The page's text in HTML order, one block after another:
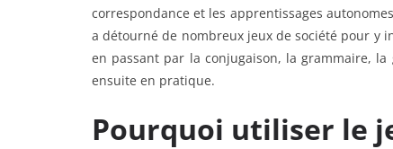
correspondance et les apprentissages
a détourné de nombreux jeux de société pour y
en passant par la conjugaison, la grammaire,
ensuite en pratique.
Pourquoi utiliser le